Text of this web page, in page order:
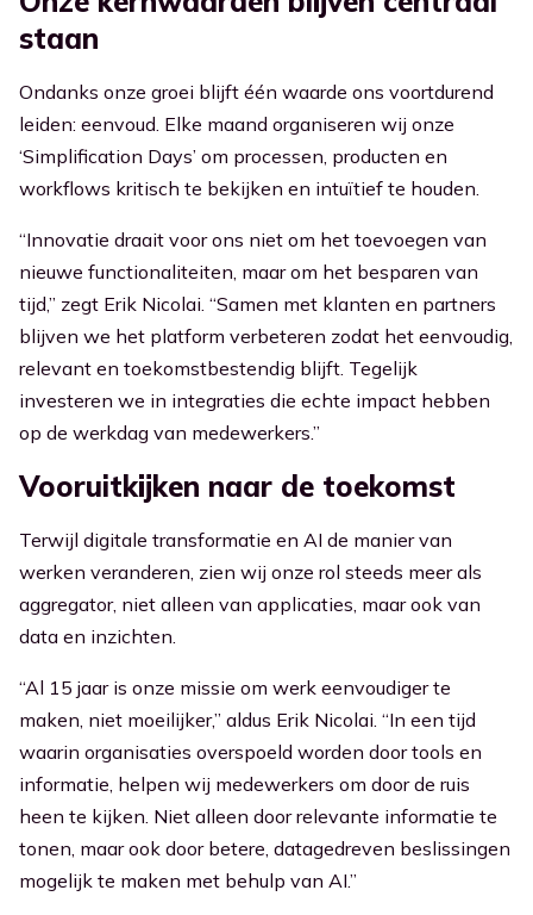
staan
Ondanks onze groei blijft één waarde ons voortdurend
leiden: eenvoud. Elke maand organiseren wij onze
‘Simplification Days’ om processen, producten en
workflows kritisch te bekijken en intuïtief te houden.
“Innovatie draait voor ons niet om het toevoegen van
nieuwe functionaliteiten, maar om het besparen van
tijd,” zegt Erik Nicolai. “Samen met klanten en partners
blijven we het platform verbeteren zodat het eenvoudig,
relevant en toekomstbestendig blijft. Tegelijk
investeren we in integraties die echte impact hebben
op de werkdag van medewerkers.”
Vooruitkijken naar de toekomst
Terwijl digitale transformatie en AI de manier van
werken veranderen, zien wij onze rol steeds meer als
aggregator, niet alleen van applicaties, maar ook van
data en inzichten.
“Al 15 jaar is onze missie om werk eenvoudiger te
maken, niet moeilijker,” aldus Erik Nicolai. “In een tijd
waarin organisaties overspoeld worden door tools en
informatie, helpen wij medewerkers om door de ruis
heen te kijken. Niet alleen door relevante informatie te
tonen, maar ook door betere, datagedreven beslissingen
mogelijk te maken met behulp van AI.”